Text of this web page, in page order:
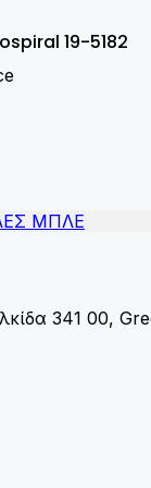
19-5182
341 00,